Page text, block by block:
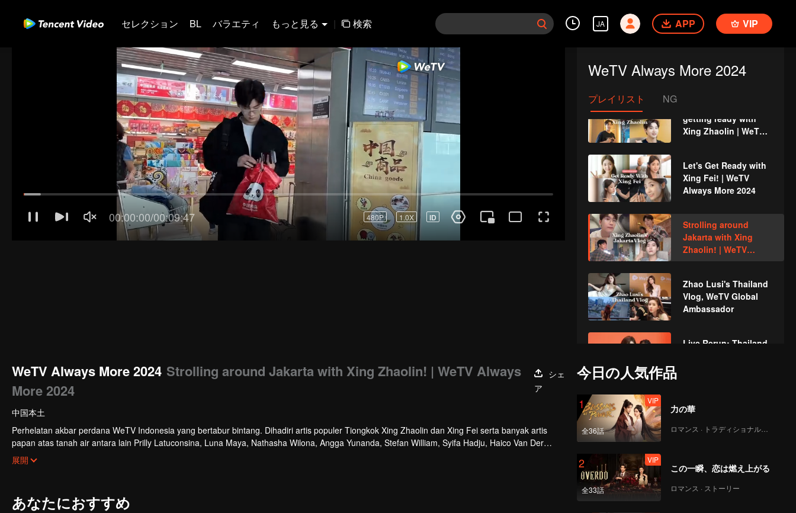
セレクション BL バラエティ もっと見る | 検索 JA APP VIP
WeTV Always More 2024
プレイリスト NG
Zhaolin! | WeTV
Always More
Always More
getting ready with
Xing Zhaolin | WeTV
Let's Get Ready with
Xing Fei! | WeTV
Always More 2024
Strolling around
Jakarta with Xing
Zhaolin! | WeTV
Always More 2024
Zhao Lusi's Thailand
Vlog, WeTV Global
Ambassador
Live Rerun: Thailand
Event Recap:
Thailand WeTV
Always More 2024
Introduction of
Tencent Online Video
| WeTV Always More
WeTV Always More 2024 Strolling around Jakarta with Xing Zhaolin! | WeTV Always
More 2024
シェ
ア
中国本土
Perhelatan akbar perdana WeTV Indonesia yang bertabur bintang. Dihadiri artis populer Tiongkok Xing Zhaolin dan Xing Fei serta banyak artis
papan atas tanah air antara lain Prilly Latuconsina, Luna Maya, Nathasha Wilona, Angga Yunanda, Stefan William, Syifa Hadju, Haico Van Der
Veken dan banyak lagi. Plus penampilan spesial dari Rossa. Di acara ini WeTV Indonesia juga mengumumkan WeTV Original series yang akan
tayang tahun mendatang.
展開
あなたにおすすめ
今日の人気作品
1
全36話
VIP
力の華
ロマンス · トラディショナル・コスチューム
2
全33話
VIP
この一瞬、恋は燃え上がる
ロマンス · ストーリー